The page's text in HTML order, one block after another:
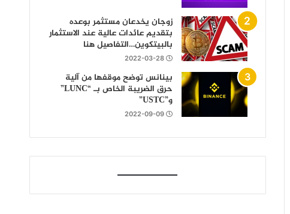
زوجان يخدعان مستثمر بوعده
بتقديم عائدات عالية عند الاستثمار
بالبيتكوين…التفاصيل هنا
2022-03-28
بينانس توضح موقفها من آلية
حرق الضريبة الخاص بـ “LUNC”
و”USTC”
2022-09-09